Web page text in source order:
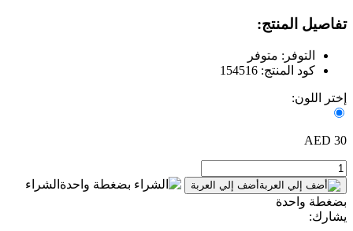
تفاصيل المنتج:
التوفر: متوفر
كود المنتج: 154516
إختر اللون:
30 AED
أضف إلي العربة
الشراء
بضغطة واحدة
يشارك: